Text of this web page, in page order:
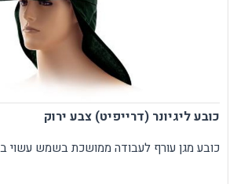
כובע ליגיונר (דרייפיט) צבע ירוק
כובע מגן עורף לעבודה ממושכת בשמש עשוי